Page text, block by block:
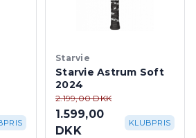
Starvie
Starvie Astrum Soft
2024
2.199,00 DKK
1.599,00
DKK
KLUBPRIS